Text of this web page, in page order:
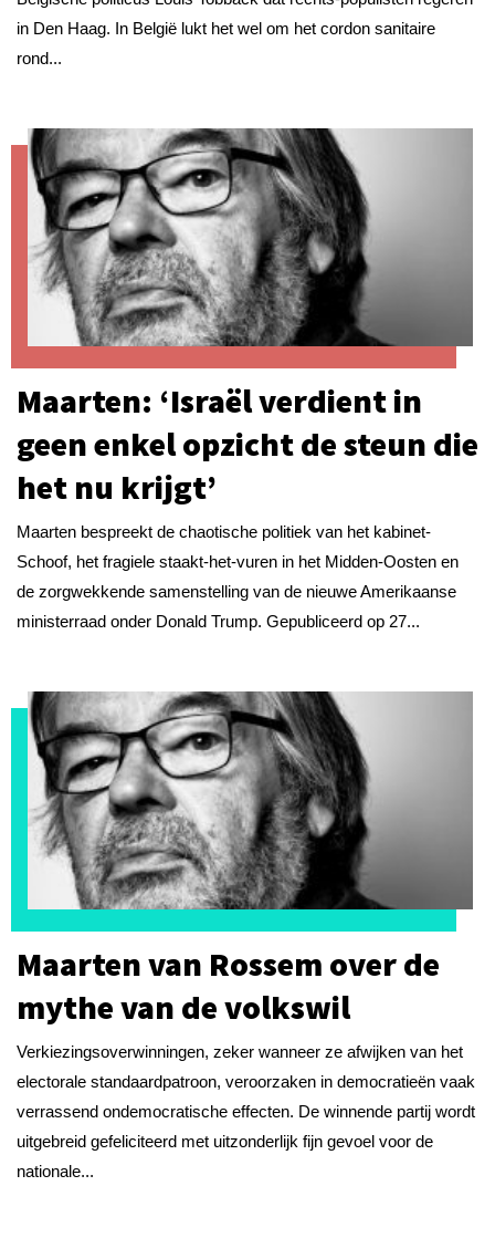
in Den Haag. In België lukt het wel om het cordon sanitaire
rond...
Maarten: ‘Israël verdient in
geen enkel opzicht de steun die
het nu krijgt’
Maarten bespreekt de chaotische politiek van het kabinet-
Schoof, het fragiele staakt-het-vuren in het Midden-Oosten en
de zorgwekkende samenstelling van de nieuwe Amerikaanse
ministerraad onder Donald Trump. Gepubliceerd op 27...
Maarten van Rossem over de
mythe van de volkswil
Verkiezingsoverwinningen, zeker wanneer ze afwijken van het
electorale standaardpatroon, veroorzaken in democratieën vaak
verrassend ondemocratische effecten. De winnende partij wordt
uitgebreid gefeliciteerd met uitzonderlijk fijn gevoel voor de
nationale...